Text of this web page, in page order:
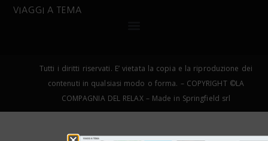
VIAGGI A TEMA
Tutti i diritti riservati. E’ vietata la copia e la riproduzione dei
contenuti in qualsiasi modo o forma. – COPYRIGHT ©LA
COMPAGNIA DEL RELAX – Made in Springfield srl